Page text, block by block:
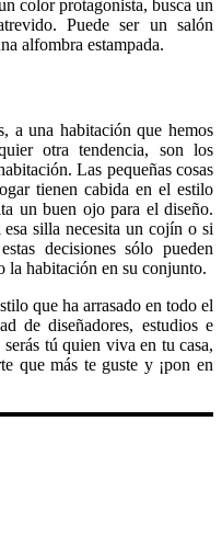
color protagonista, busca un
Puede ser un salón
alfombra estampada.
a una habitación que hemos
otra tendencia, son los
Las pequeñas cosas
tienen cabida en el estilo
un buen ojo para el diseño.
silla necesita un cojín o si
decisiones sólo pueden
la habitación en su conjunto.
que ha arrasado en todo el
de diseñadores, estudios e
tú quien viva en tu casa,
que más te guste y ¡pon en